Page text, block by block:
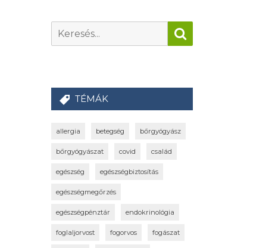
TÉMÁK
allergia betegség bőrgyógyász
bőrgyógyászat covid család
egészség egészségbiztosítás
egészségmegőrzés
egészségpénztár endokrinológia
foglaljorvost fogorvos fogászat